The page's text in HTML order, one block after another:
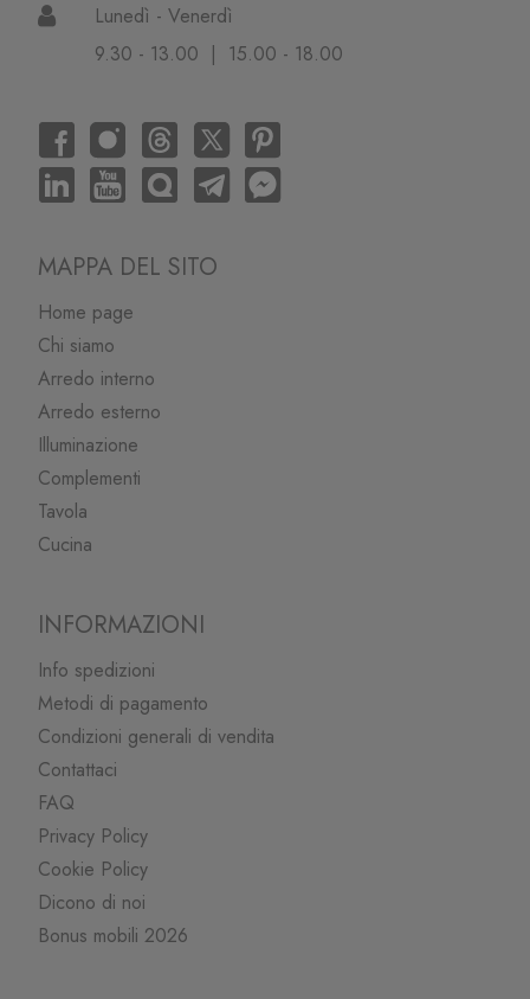
Lunedì - Venerdì
9.30 - 13.00 | 15.00 - 18.00
MAPPA DEL SITO
Home page
Chi siamo
Arredo interno
Arredo esterno
Illuminazione
Complementi
Tavola
Cucina
INFORMAZIONI
Info spedizioni
Metodi di pagamento
Condizioni generali di vendita
Contattaci
FAQ
Privacy Policy
Cookie Policy
Dicono di noi
Bonus mobili 2026